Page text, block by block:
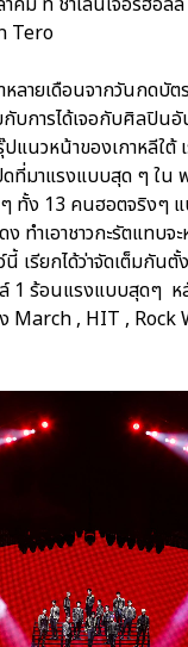
Tero
ลายเดือนจากวันกดบั
บการได้เจอกับศิลปินอั
แนวหน้าของเกาหลีใต้
ดที่มาแรงแบบสุด ๆ ใน
ทั้ง 13 คนฮอตจริงๆ
ทำเอาชาวกะรัตแทบจ
เรียกได้ว่าจัดเต็มกัน
ล์ 1 ร้อนแรงแบบสุดๆ
March , HIT , Rock